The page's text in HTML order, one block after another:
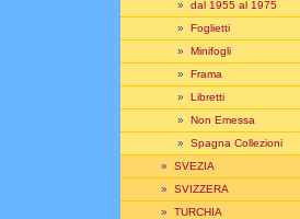
» dal 1955 al 1975
» Foglietti
» Minifogli
» Frama
» Libretti
» Non Emessa
» Spagna Collezioni
» SVEZIA
» SVIZZERA
» TURCHIA